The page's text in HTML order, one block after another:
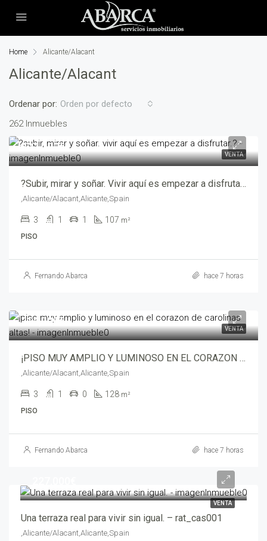
Home Alicante/Alacant
Alicante/Alacant
262 Inmuebles
Ordenar por: Orden por defecto
VENTA
227,000€
?Subir, mirar y soñar. Vivir aquí es empezar a disfrutar.? – rcu_tom004
,Alicante/Alacant,Alicante,Spain
3 1 1 107 m²
PISO
Fernando Abarca hace 7 horas
VENTA
214,000€
¡PISO MUY AMPLIO Y LUMINOSO EN EL CORAZON DE CAROLINAS ALTAS! – opt00672
,Alicante/Alacant,Alicante,Spain
3 1 0 128 m²
PISO
Fernando Abarca hace 7 horas
VENTA
Una terraza real para vivir sin igual. – rat_cas001
,Alicante/Alacant,Alicante,Spain